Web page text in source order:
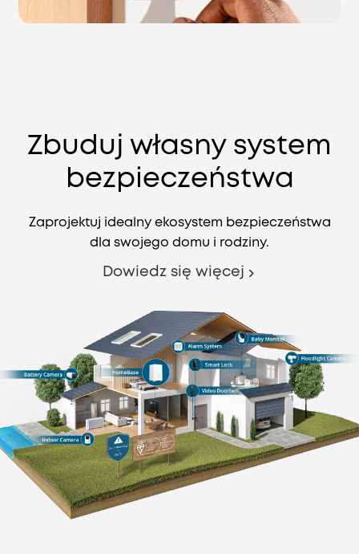
Zbuduj własny system
bezpieczeństwa
Zaprojektuj idealny ekosystem bezpieczeństwa
dla swojego domu i rodziny.
Dowiedz się więcej